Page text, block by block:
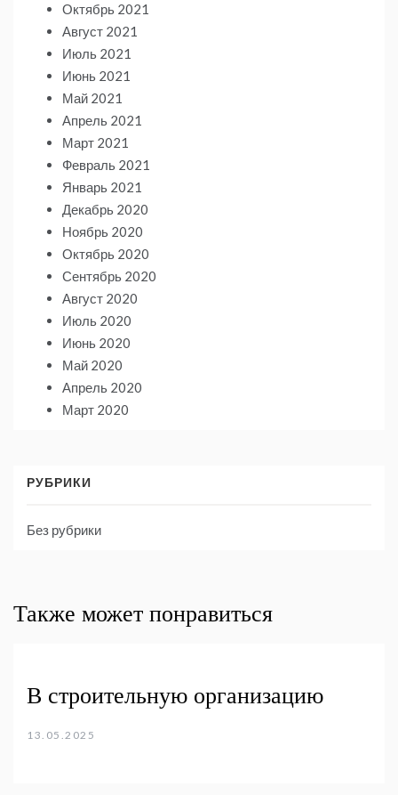
Октябрь 2021
Август 2021
Июль 2021
Июнь 2021
Май 2021
Апрель 2021
Март 2021
Февраль 2021
Январь 2021
Декабрь 2020
Ноябрь 2020
Октябрь 2020
Сентябрь 2020
Август 2020
Июль 2020
Июнь 2020
Май 2020
Апрель 2020
Март 2020
РУБРИКИ
Без рубрики
Также может понравиться
В строительную организацию
13.05.2025